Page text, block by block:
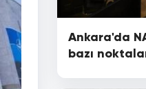
Ankara'da
bazı